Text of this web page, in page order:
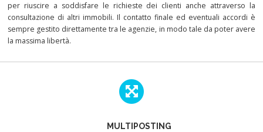
per riuscire a soddisfare le richieste dei clienti anche attraverso la
consultazione di altri immobili. Il contatto finale ed eventuali accordi è
sempre gestito direttamente tra le agenzie, in modo tale da poter avere
la massima libertà.
MULTIPOSTING